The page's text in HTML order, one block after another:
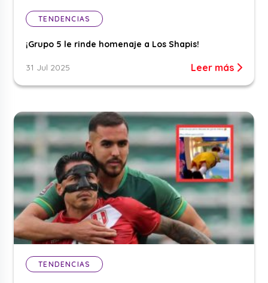
TENDENCIAS
¡Grupo 5 le rinde homenaje a Los Shapis!
31 Jul 2025 Leer más
TENDENCIAS